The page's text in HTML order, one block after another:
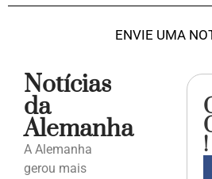
ENVIE UMA
Notícias
da
Alemanha
A Alemanha
gerou mais
!